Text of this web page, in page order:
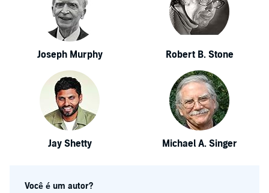
Joseph Murphy Robert B. Stone
Jay Shetty Michael A. Singer
Você é um autor?